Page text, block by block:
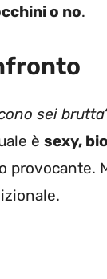
o no.
sei brutta
è sexy,
provocante.